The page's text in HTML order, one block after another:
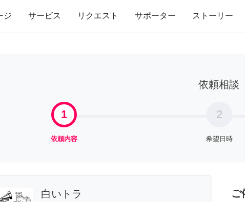
ジ サービス リクエスト サポーター ストーリー
立 家事 引っ越し インテリア 趣味・習い事
依頼相談
1
依頼内容
2
希望日時
白いトラ ご